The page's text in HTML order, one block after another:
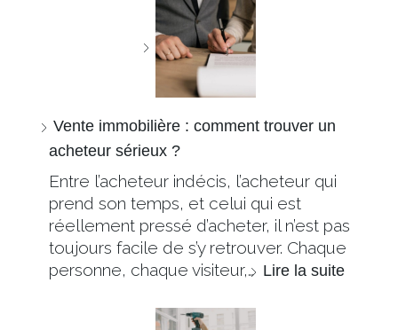
Vente immobilière : comment trouver un
acheteur sérieux ?
Entre l’acheteur indécis, l’acheteur qui
prend son temps, et celui qui est
réellement pressé d’acheter, il n’est pas
toujours facile de s’y retrouver. Chaque
personne, chaque visiteur,… Lire la suite